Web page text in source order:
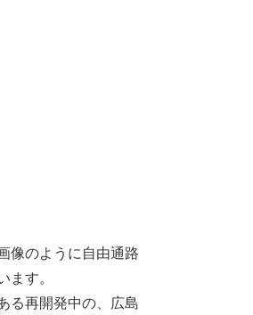
像のように自由通路
す。
る再開発中の、広島